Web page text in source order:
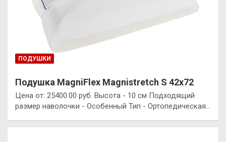
ПОДУШКИ
Подушка MagniFlex Magnistretch S 42х72
Цена от: 25400.00 руб. Высота - 10 см Подходящий
размер наволочки - Особенный Тип - Ортопедическая…